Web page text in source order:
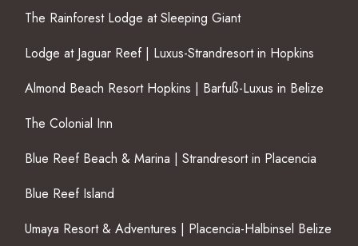
The Rainforest Lodge at Sleeping Giant
Lodge at Jaguar Reef | Luxus-Strandresort in Hopkins
Almond Beach Resort Hopkins | Barfuß-Luxus in Belize
The Colonial Inn
Blue Reef Beach & Marina | Strandresort in Placencia
Blue Reef Island
Umaya Resort & Adventures | Placencia-Halbinsel Belize